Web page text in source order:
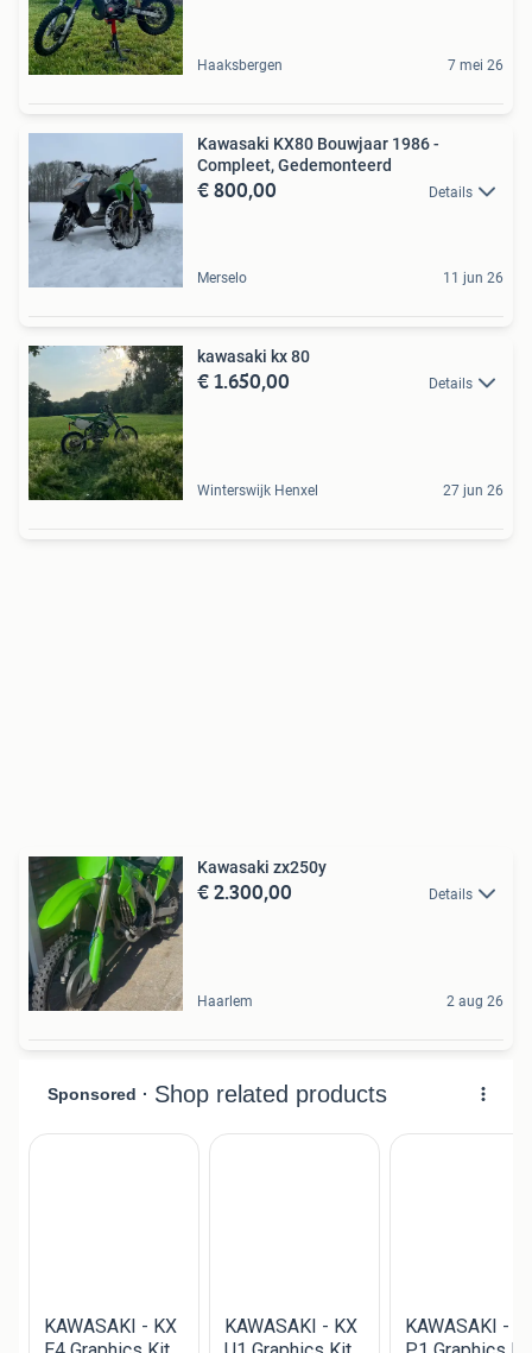
Haaksbergen 7 mei 26
Kawasaki KX80 Bouwjaar 1986 -
Compleet, Gedemonteerd
€ 800,00 Details
Merselo 11 jun 26
kawasaki kx 80
€ 1.650,00 Details
Winterswijk Henxel 27 jun 26
Kawasaki zx250y
€ 2.300,00 Details
Haarlem 2 aug 26